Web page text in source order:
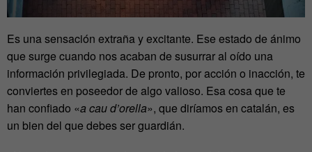
Es una sensación extraña y excitante. Ese estado de ánimo
que surge cuando nos acaban de susurrar al oído una
información privilegiada. De pronto, por acción o inacción, te
conviertes en poseedor de algo valioso. Esa cosa que te
han confiado «a cau d’orella», que diríamos en catalán, es
un bien del que debes ser guardián.